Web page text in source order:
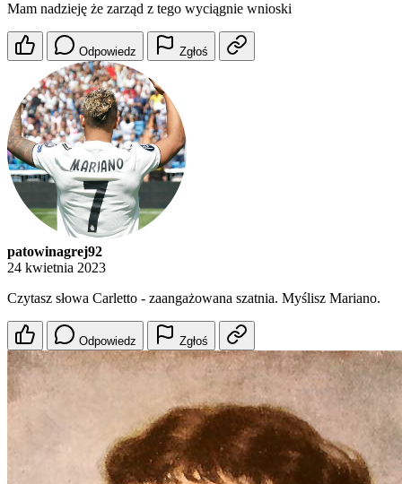
Mam nadzieję że zarząd z tego wyciągnie wnioski
Odpowiedz Zgłoś
patowinagrej92
24 kwietnia 2023
Czytasz słowa Carletto - zaangażowana szatnia. Myślisz Mariano.
Odpowiedz Zgłoś